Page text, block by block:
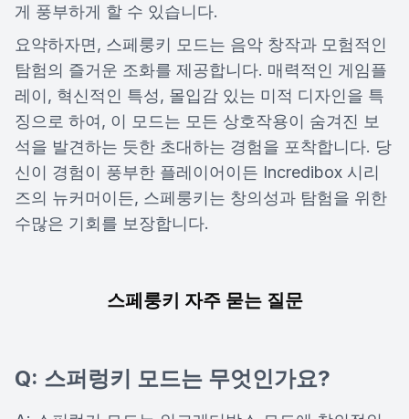
게 풍부하게 할 수 있습니다.
요약하자면, 스페룽키 모드는 음악 창작과 모험적인
탐험의 즐거운 조화를 제공합니다. 매력적인 게임플
레이, 혁신적인 특성, 몰입감 있는 미적 디자인을 특
징으로 하여, 이 모드는 모든 상호작용이 숨겨진 보
석을 발견하는 듯한 초대하는 경험을 포착합니다. 당
신이 경험이 풍부한 플레이어이든 Incredibox 시리
즈의 뉴커머이든, 스페룽키는 창의성과 탐험을 위한
수많은 기회를 보장합니다.
스페룽키 자주 묻는 질문
Q: 스퍼렁키 모드는 무엇인가요?